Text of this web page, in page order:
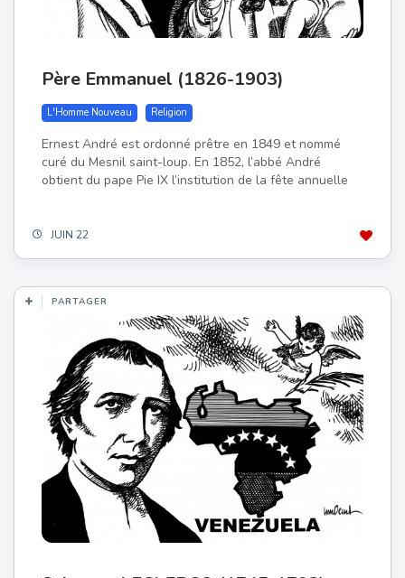
Père Emmanuel (1826-1903)
L'Homme Nouveau Religion
Ernest André est ordonné prêtre en 1849 et nommé
curé du Mesnil saint-loup. En 1852, l’abbé André
obtient du pape Pie IX l’institution de la fête annuelle
JUIN 22
PARTAGER